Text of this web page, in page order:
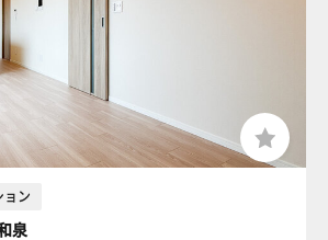
ョン
泉